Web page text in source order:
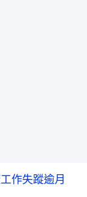
作失蹤逾月